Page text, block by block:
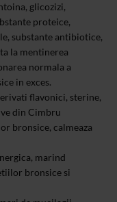
glicozizi,
proteice,
substante antibiotice,
la mentinerea
normala a
in exces.
flavonici, sterine,
din Cimbru
bronsice, calmeaza
marind
bronsice si